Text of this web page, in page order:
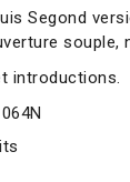
Segond
souple,
introductions.